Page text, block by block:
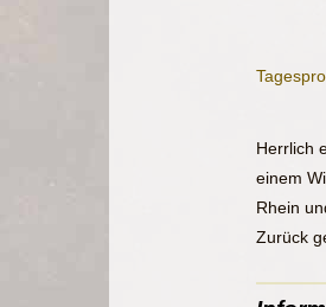
Herrlich
einem
Rhein
Zurück